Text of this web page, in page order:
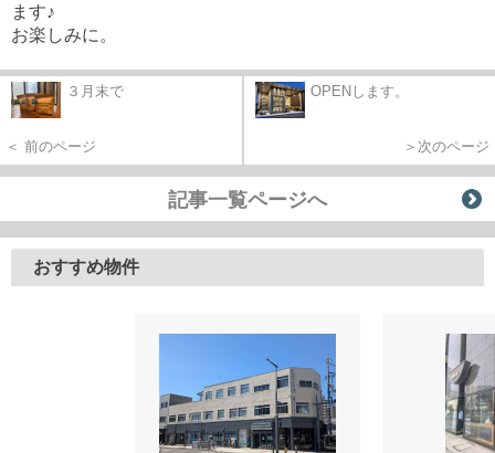
ます♪
お楽しみに。
３月末で
＜ 前のページ
OPENします。
＞次のページ
記事一覧ページへ
おすすめ物件